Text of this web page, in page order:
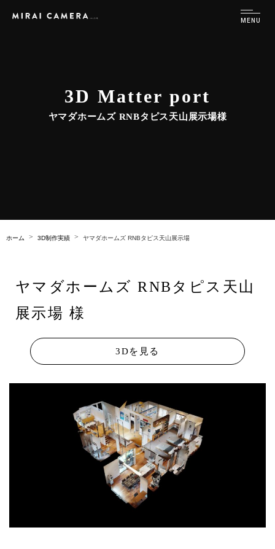
3D Matter port
ヤマダホームズ RNBタピス天山展示場様
ホーム 3D制作実績 ヤマダホームズ RNBタピス天山展示場
ヤマダホームズ RNBタピス天山
展示場 様
3Dを見る